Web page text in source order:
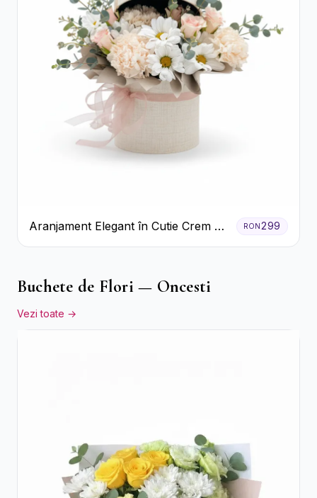
Aranjament Elegant în Cutie Crem cu
Crizanteme și Trandafiri
RON299
Buchete de Flori — Oncesti
Vezi toate →